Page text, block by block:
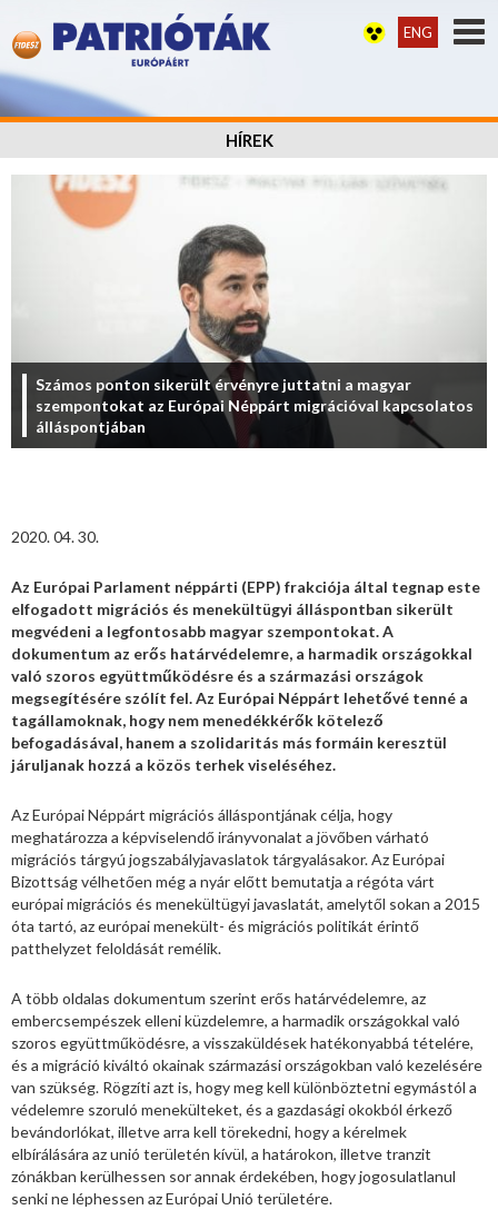
ENG
HÍREK
Számos ponton sikerült érvényre juttatni a magyar
szempontokat az Európai Néppárt migrációval kapcsolatos
álláspontjában
2020. 04. 30.
Az Európai Parlament néppárti (EPP) frakciója által tegnap este
elfogadott migrációs és menekültügyi álláspontban sikerült
megvédeni a legfontosabb magyar szempontokat. A
dokumentum az erős határvédelemre, a harmadik országokkal
való szoros együttműködésre és a származási országok
megsegítésére szólít fel. Az Európai Néppárt lehetővé tenné a
tagállamoknak, hogy nem menedékkérők kötelező
befogadásával, hanem a szolidaritás más formáin keresztül
járuljanak hozzá a közös terhek viseléséhez.
Az Európai Néppárt migrációs álláspontjának célja, hogy
meghatározza a képviselendő irányvonalat a jövőben várható
migrációs tárgyú jogszabályjavaslatok tárgyalásakor. Az Európai
Bizottság vélhetően még a nyár előtt bemutatja a régóta várt
európai migrációs és menekültügyi javaslatát, amelytől sokan a 2015
óta tartó, az európai menekült- és migrációs politikát érintő
patthelyzet feloldását remélik.
A több oldalas dokumentum szerint erős határvédelemre, az
embercsempészek elleni küzdelemre, a harmadik országokkal való
szoros együttműködésre, a visszaküldések hatékonyabbá tételére,
és a migráció kiváltó okainak származási országokban való kezelésére
van szükség. Rögzíti azt is, hogy meg kell különböztetni egymástól a
védelemre szoruló menekülteket, és a gazdasági okokból érkező
bevándorlókat, illetve arra kell törekedni, hogy a kérelmek
elbírálására az unió területén kívül, a határokon, illetve tranzit
zónákban kerülhessen sor annak érdekében, hogy jogosulatlanul
senki ne léphessen az Európai Unió területére.